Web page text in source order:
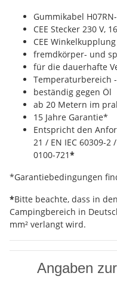
Gummikabel
CEE Stecker 230 V,
CEE
fremdkörper- und
für die dauerhafte
Temperaturbereich -
beständig gegen Öl
ab 20 Metern im
15 Jahre Garantie*
Entspricht den
21 / EN IEC 60309-2
0100-721*
*Garantiebedingungen
*Bitte beachte, dass in
Campingbereich in
mm² verlangt wird.
Angaben